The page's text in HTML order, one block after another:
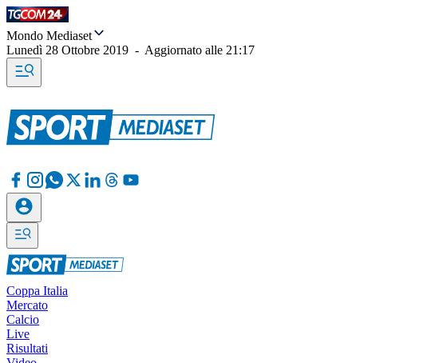
Mondo Mediaset
Lunedì 28 Ottobre 2019 - Aggiornato alle 21:17
Coppa Italia
Mercato
Calcio
Live
Risultati